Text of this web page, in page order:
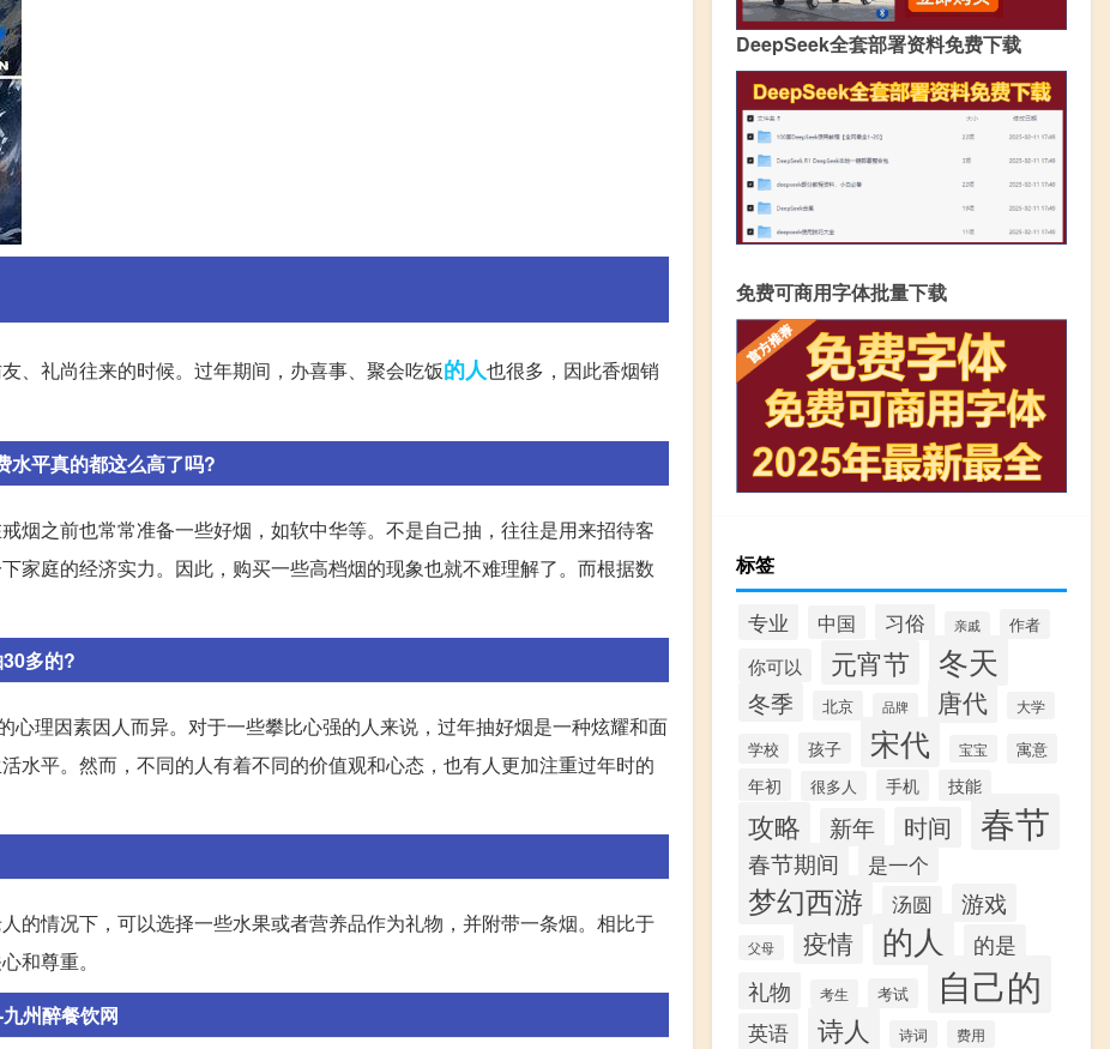
、礼尚往来的时候。过年期间，办喜事、聚会吃饭的人也很多，因此香烟销
水平真的都这么高了吗?
烟之前也常常准备一些好烟，如软中华等。不是自己抽，往往是用来招待客
家庭的经济实力。因此，购买一些高档烟的现象也就不难理解了。而根据数
多的?
理因素因人而异。对于一些攀比心强的人来说，过年抽好烟是一种炫耀和面
水平。然而，不同的人有着不同的价值观和心态，也有人更加注重过年时的
的情况下，可以选择一些水果或者营养品作为礼物，并附带一条烟。相比于
和尊重。
州醉餐饮网
DeepSeek全套部署资料免费下载
免费可商用字体批量下载
标签
专业 中国 习俗 亲戚 作者
你可以 元宵节 冬天
冬季 北京 品牌 唐代 大学
学校 孩子 宋代 宝宝 寓意
年初 很多人 手机 技能
攻略 新年 时间 春节
春节期间 是一个
梦幻西游 汤圆 游戏
父母 疫情 的人 的是
礼物 考生 考试 自己的
英语 诗人 诗词 费用